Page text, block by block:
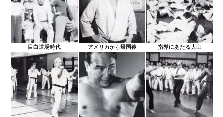
目白道場時代 アメリカから帰国後 指導にあたる大山